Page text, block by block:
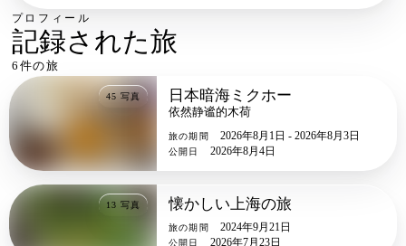
プロフィール
記録された旅
6件の旅
45 写真 日本暗海ミクホー
依然静谧的木荷
旅の期間 2026年8月1日 - 2026年8月3日
公開日 2026年8月4日
13 写真 懐かしい上海の旅
旅の期間 2024年9月21日
公開日 2026年7月23日